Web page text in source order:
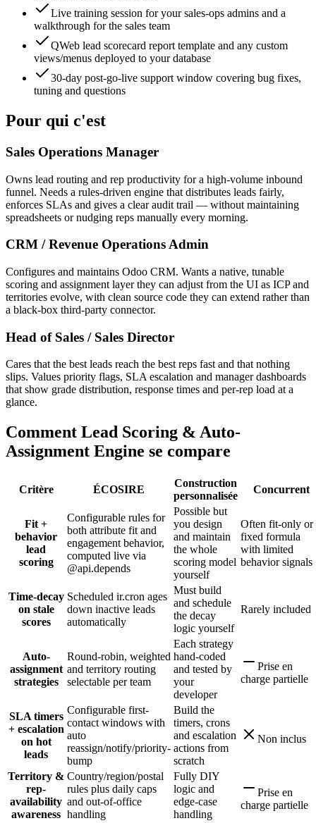
Live training session for your sales-ops admins and a
walkthrough for the sales team
QWeb lead scorecard report template and any custom
views/menus deployed to your database
30-day post-go-live support window covering bug fixes,
tuning and questions
Pour qui c'est
Sales Operations Manager
Owns lead routing and rep productivity for a high-volume inbound
funnel. Needs a rules-driven engine that distributes leads fairly,
enforces SLAs and gives a clear audit trail — without maintaining
spreadsheets or nudging reps manually every morning.
CRM / Revenue Operations Admin
Configures and maintains Odoo CRM. Wants a native, tunable
scoring and assignment layer they can adjust from the UI as ICP and
territories evolve, with clean source code they can extend rather than
a black-box third-party connector.
Head of Sales / Sales Director
Cares that the best leads reach the best reps fast and that nothing
slips. Values priority flags, SLA escalation and manager dashboards
that show grade distribution, response times and per-rep load at a
glance.
Comment Lead Scoring & Auto-
Assignment Engine se compare
Critère ÉCOSIRE
Construction
personnalisée
Concurrent
Fit +
behavior
lead
scoring
Configurable rules for
both attribute fit and
engagement behavior,
computed live via
@api.depends
Possible but
you design
and maintain
the whole
scoring model
yourself
Often fit-only or
fixed formula
with limited
behavior signals
Time-decay
on stale
scores
Scheduled ir.cron ages
down inactive leads
automatically
Must build
and schedule
the decay
logic yourself
Rarely included
Auto-
assignment
strategies
Round-robin, weighted
and territory routing
selectable per team
Each strategy
hand-coded
and tested by
your
developer
Prise en
charge partielle
SLA timers
+ escalation
on hot
leads
Configurable first-
contact windows with
auto
reassign/notify/priority-
bump
Build the
timers, crons
and escalation
actions from
scratch
Non inclus
Territory &
rep-
availability
awareness
Country/region/postal
rules plus daily caps
and out-of-office
handling
Fully DIY
logic and
edge-case
handling
Prise en
charge partielle